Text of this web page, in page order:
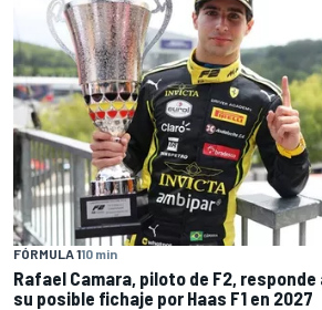
FÓRMULA 110 min
Rafael Camara, piloto de F2,
su posible fichaje por Haas F1 en 2027